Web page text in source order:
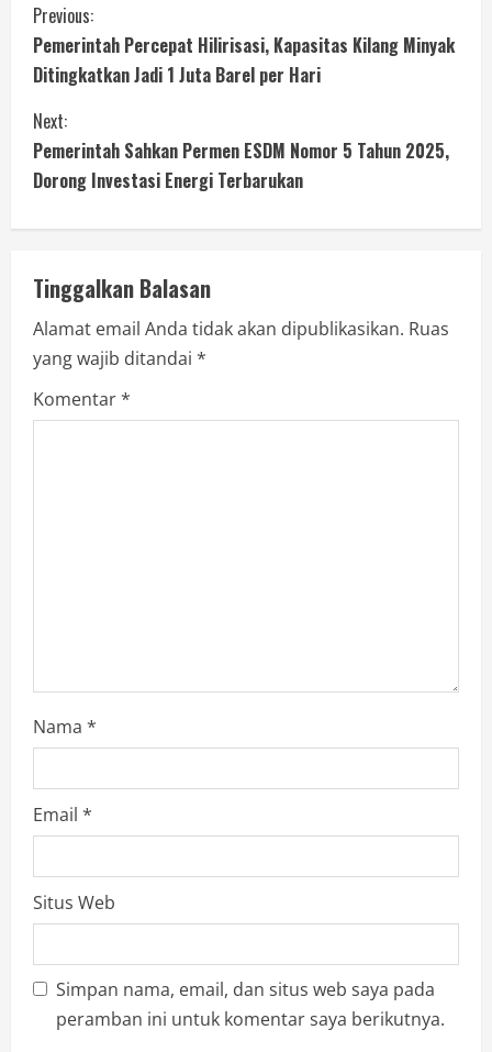
Previous:
Pemerintah Percepat Hilirisasi, Kapasitas Kilang Minyak
Ditingkatkan Jadi 1 Juta Barel per Hari
Next:
Pemerintah Sahkan Permen ESDM Nomor 5 Tahun 2025,
Dorong Investasi Energi Terbarukan
Tinggalkan Balasan
Alamat email Anda tidak akan dipublikasikan. Ruas
yang wajib ditandai *
Komentar*
Nama *
Email *
Situs Web
Simpan nama, email, dan situs web saya pada
peramban ini untuk komentar saya berikutnya.